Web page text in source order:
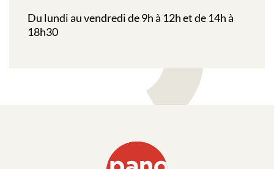
Du lundi au vendredi de 9h à 12h et de 14h à
18h30